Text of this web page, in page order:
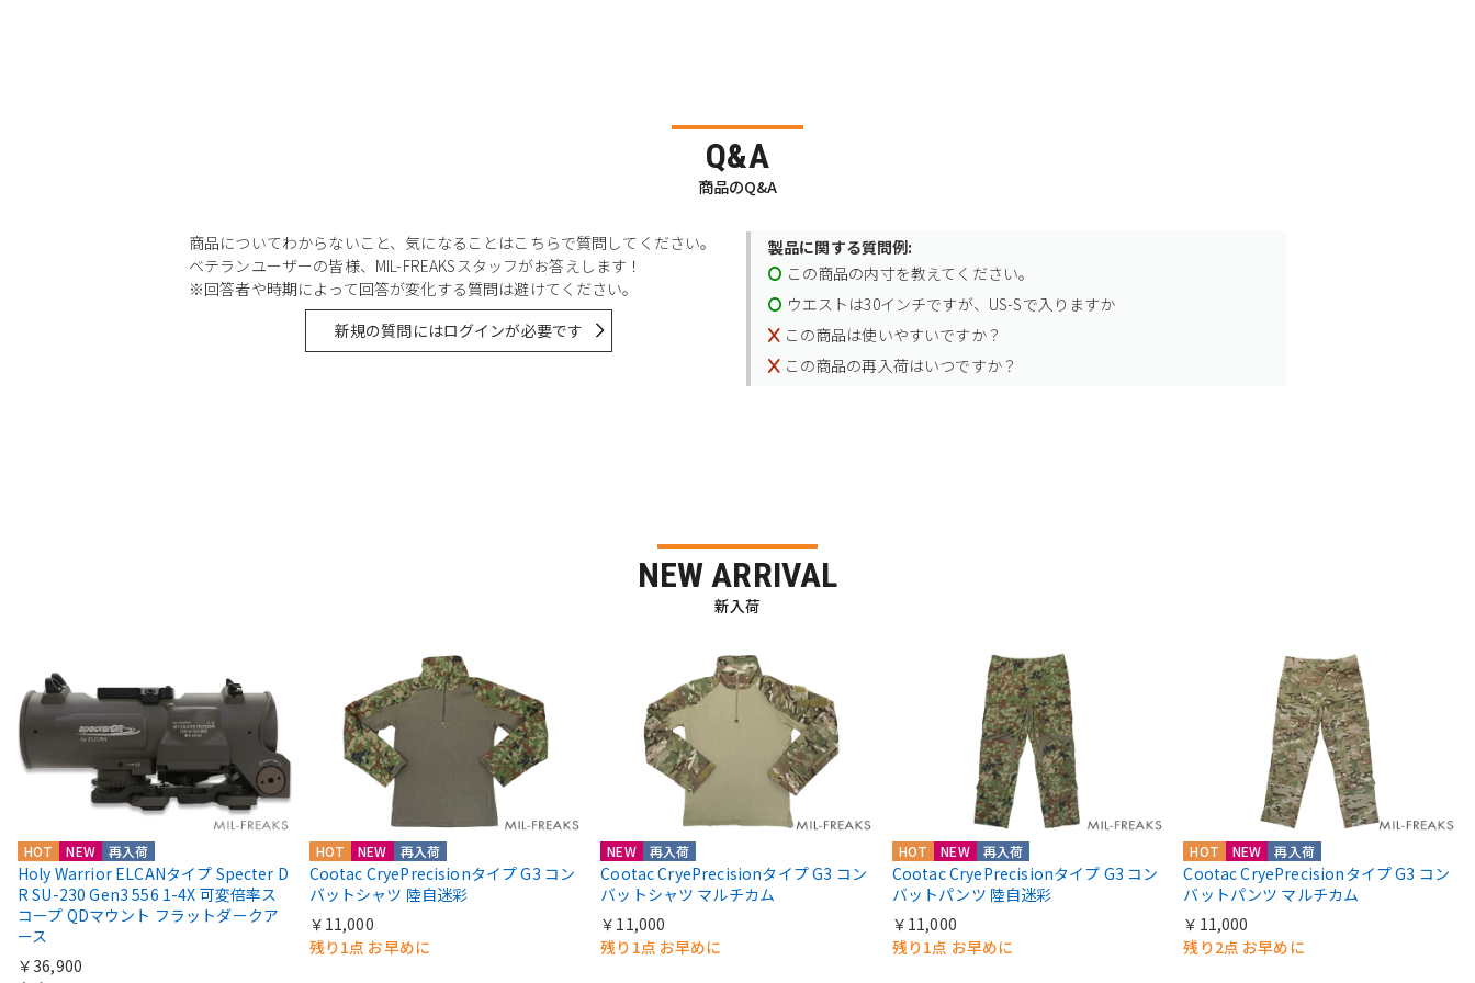
Q&A
商品のQ&A
商品についてわからないこと、気になることはこちらで質問してください。
ベテランユーザーの皆様、MIL-FREAKSスタッフがお答えします！
※回答者や時期によって回答が変化する質問は避けてください。
新規の質問にはログインが必要です
製品に関する質問例:
この商品の内寸を教えてください。
ウエストは30インチですが、US-Sで入りますか
この商品は使いやすいですか？
この商品の再入荷はいつですか？
NEW ARRIVAL
新入荷
HOT NEW 再入荷
Holy Warrior ELCANタイプ Specter D
R SU-230 Gen3 556 1-4X 可変倍率ス
コープ QDマウント フラットダークア
ース
￥36,900
HOT NEW 再入荷
Cootac CryePrecisionタイプ G3 コン
バットシャツ 陸自迷彩
￥11,000
残り1点 お早めに
NEW 再入荷
Cootac CryePrecisionタイプ G3 コン
バットシャツ マルチカム
￥11,000
残り1点 お早めに
HOT NEW 再入荷
Cootac CryePrecisionタイプ G3 コン
バットパンツ 陸自迷彩
￥11,000
残り1点 お早めに
HOT NEW 再入荷
Cootac CryePrecisionタイプ G3 コン
バットパンツ マルチカム
￥11,000
残り2点 お早めに